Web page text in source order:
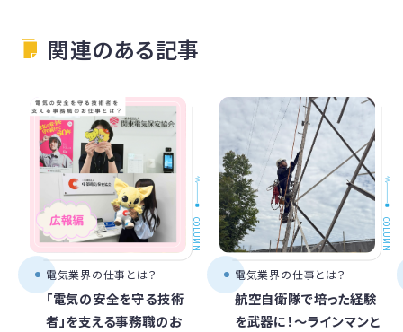
関連のある記事
COLUMN
電気業界の仕事とは？
「電気の安全を守る技術
者」を支える事務職のお
COLUMN
電気業界の仕事とは？
航空自衛隊で培った経験
を武器に！〜ラインマンと